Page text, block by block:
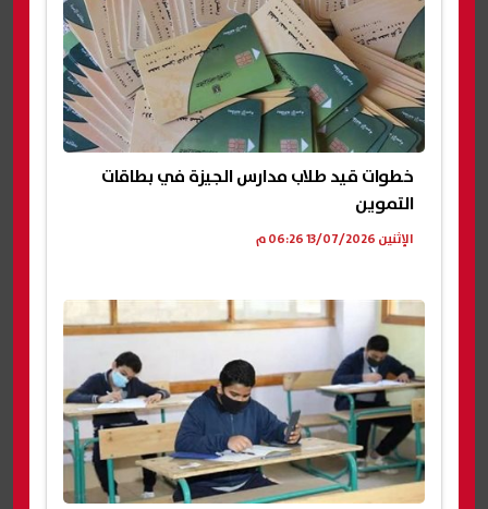
خطوات قيد طلاب مدارس الجيزة في بطاقات
التموين
الإثنين 13/07/2026 06:26 م